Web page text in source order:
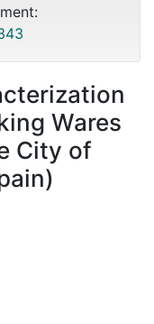
Wares
City of